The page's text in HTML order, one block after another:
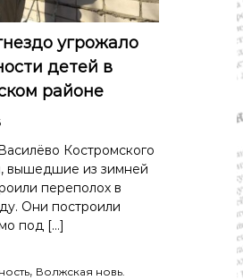
угрожало
детей в
районе
Костромского
вышедшие из зимней
переполох в
Они построили
под […]
, Волжская новь.